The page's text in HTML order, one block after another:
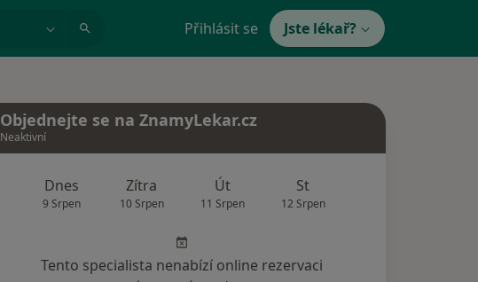
Přihlásit se Jste lékař?
Objednejte se na ZnamyLekar.cz
Neaktivní
Dnes
9 Srpen
Zítra
10 Srpen
Út
11 Srpen
St
12 Srpen
Tento specialista nenabízí online rezervaci